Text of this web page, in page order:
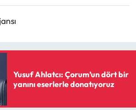
Yusuf Ahlatcı: Çorum’un dört bir
yanını eserlerle donatıyoruz